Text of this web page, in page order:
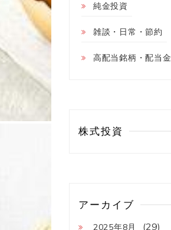
純金投資
雑談・日常・節約
高配当銘柄・配当金
株式投資
アーカイブ
2025年8月 (29)